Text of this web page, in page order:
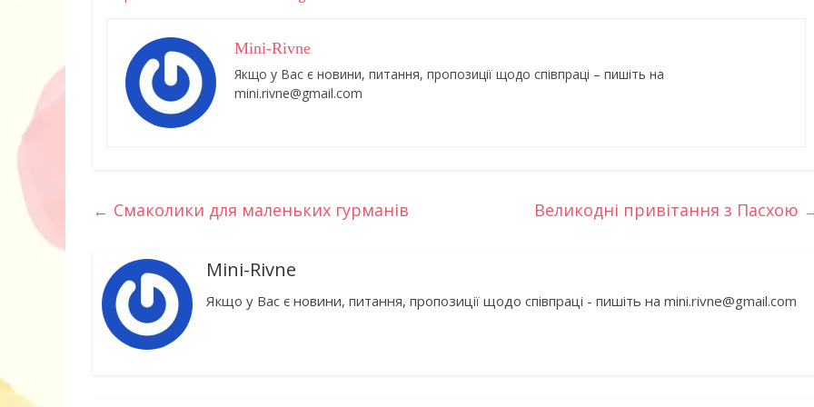
Mini-Rivne
Якщо у Вас є новини, питання, пропозиції щодо співпраці – пишіть на
mini.rivne@gmail.com
← Смаколики для маленьких гурманів Великодні привітання з Пасхою
Mini-Rivne
Якщо у Вас є новини, питання, пропозиції щодо співпраці - пишіть на mini.rivne@gmail.com